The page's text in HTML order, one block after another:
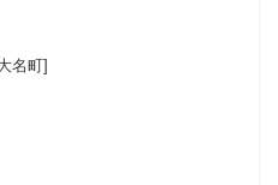
名町]